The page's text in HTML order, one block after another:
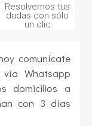
Resolvemos tus
dudas con sólo
un clic
comunícate
Whatsapp
domicilios a
con 3 días